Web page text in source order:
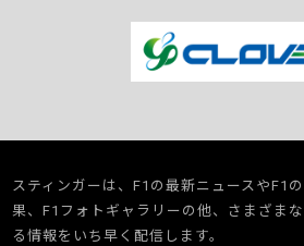
スティンガーは、F1の最新ニュースやF1
果、F1フォトギャラリーの他、さまざま
る情報をいち早く配信します。